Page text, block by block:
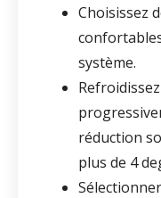
Choisissez
système.
réduction
plus de 4